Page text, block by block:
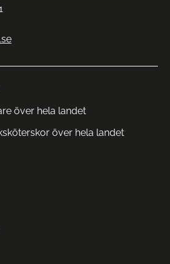
över hela landet
över hela landet